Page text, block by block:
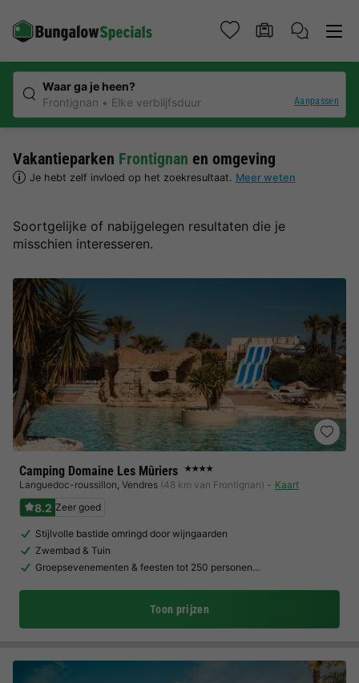
Waar ga je heen?
Frontignan
Elke verblijfsduur Aanpassen
Vakantieparken Frontignan en omgeving
Je hebt zelf invloed op het zoekresultaat. Meer weten
Soortgelijke of nabijgelegen resultaten die je
misschien interesseren.
Camping Domaine Les Mûriers ★★★★
Languedoc-roussillon, Vendres (48 km van Frontignan) Kaart
8.2 Zeer goed
Stijlvolle bastide omringd door wijngaarden
Zwembad & Tuin
Groepsevenementen & feesten tot 250 personen…
Toon prijzen